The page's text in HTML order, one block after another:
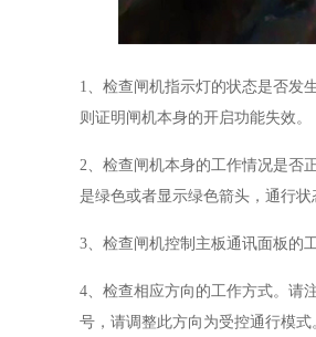
1、检查闸机指示灯的状态是否发
则证明闸机本身的开启功能失效。
2、检查闸机本身的工作情况是否
是绿色或者显示绿色箭头，通行状
3、检查闸机控制主板通讯面板的
4、检查相应方向的工作方式。请
号，请调整此方向为受控通行模式